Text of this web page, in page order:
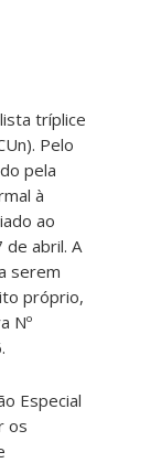
tríplice
Pelo
pela
à
ao
de abril. A
serem
próprio,
Nº
Especial
os